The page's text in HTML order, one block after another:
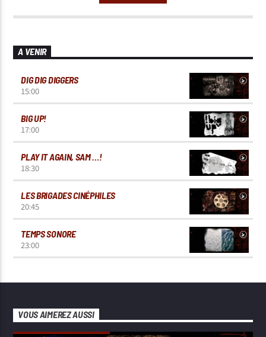
A VENIR
DIG DIG DIGGERS
15:00
BIG UP!
17:00
PLAY IT AGAIN, SAM …!
18:30
LES BRIGADES CINÉPHILES
20:45
TEMPS SONORE
23:00
VOUS AIMEREZ AUSSI